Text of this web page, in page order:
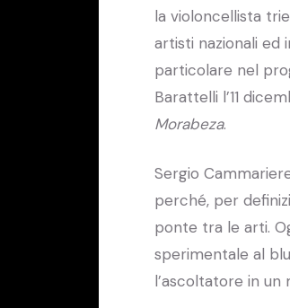
la violoncellista
artisti nazionali ed
particolare nel
Barattelli l’11
Morabeza.
Sergio
perché, per
ponte tra le arti.
sperimentale al
l’ascoltatore in